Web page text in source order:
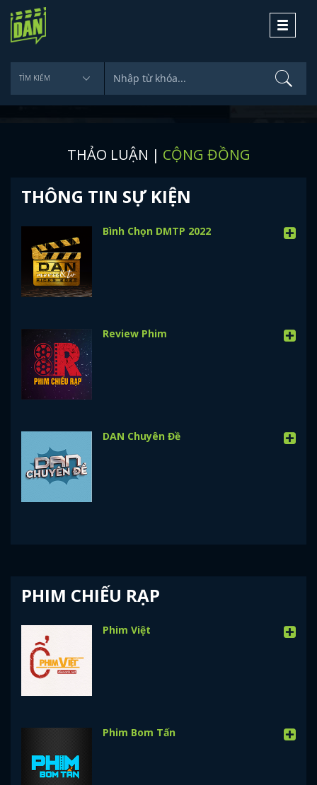
DAN
THẢO LUẬN | CỘNG ĐỒNG
THÔNG TIN SỰ KIỆN
Bình Chọn DMTP 2022
Review Phim
DAN Chuyên Đề
PHIM CHIẾU RẠP
Phim Việt
Phim Bom Tấn